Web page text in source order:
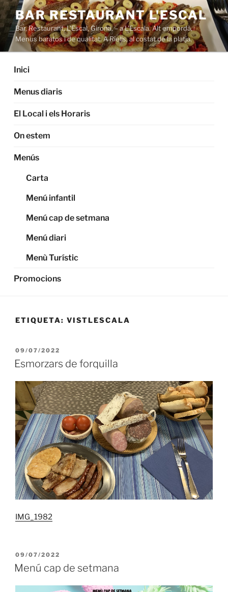
Saltar
al
contenido
BAR RESTAURANT L'ESCAL
Bar, Restaurant, L'Escal, Girona, – a L'Escala. Alt empordà,
Menus baratos i de qualitat. A Riells, al costat de la platja.
Inici
Menus diaris
El Local i els Horaris
On estem
Menús
Carta
Menú infantil
Menú cap de setmana
Menú diari
Menù Turístic
Promocions
ETIQUETA: VISTLESCALA
PUBLICADO
EL
09/07/2022
Esmorzars de forquilla
IMG_1982
PUBLICADO
EL
09/07/2022
Menú cap de setmana